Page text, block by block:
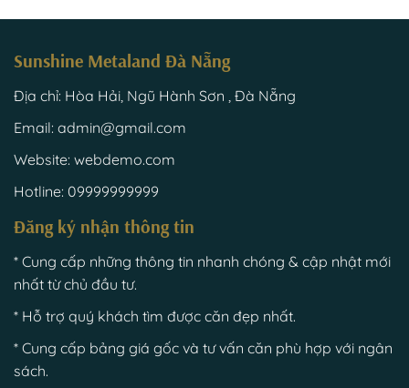
Sunshine Metaland Đà Nẵng
Địa chỉ: Hòa Hải, Ngũ Hành Sơn , Đà Nẵng
Email: admin@gmail.com
Website: webdemo.com
Hotline: 09999999999
Đăng ký nhận thông tin
* Cung cấp những thông tin nhanh chóng & cập nhật mới
nhất từ chủ đầu tư.
* Hỗ trợ quý khách tìm được căn đẹp nhất.
* Cung cấp bảng giá gốc và tư vấn căn phù hợp với ngân
sách.